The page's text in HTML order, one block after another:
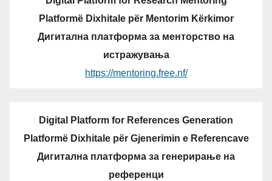
Platformë Dixhitale për Mentorim Kërkimor
Дигитална платформа за менторство на
истражувања
https://mentoring.free.nf/
Digital Platform for References Generation
Platformë Dixhitale për Gjenerimin e Referencave
Дигитална платформа за генерирање на
референци